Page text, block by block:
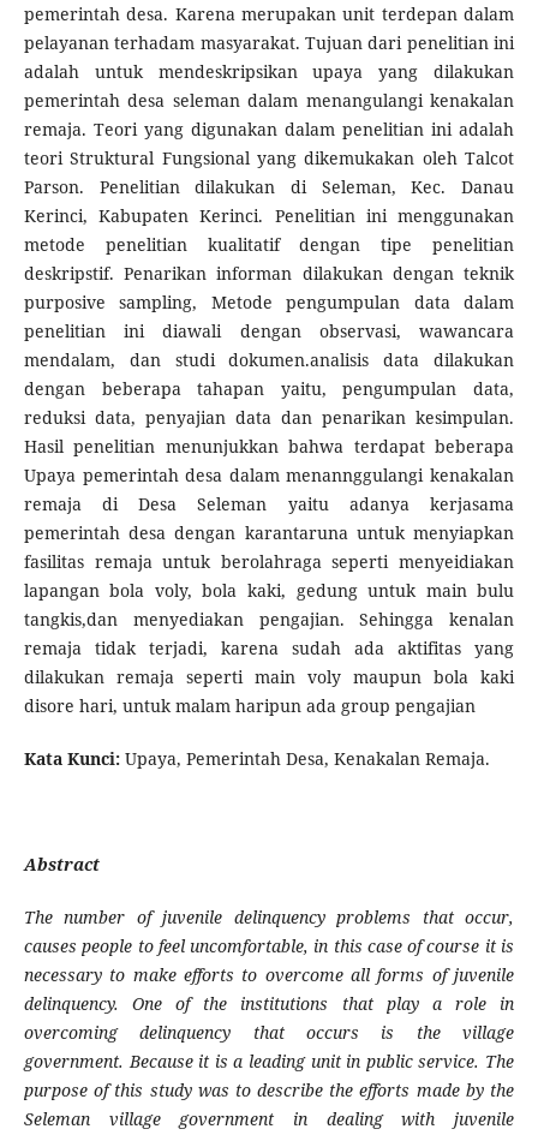
pemerintah desa. Karena merupakan unit terdepan dalam
pelayanan terhadam masyarakat. Tujuan dari penelitian ini
adalah untuk mendeskripsikan upaya yang dilakukan
pemerintah desa seleman dalam menangulangi kenakalan
remaja. Teori yang digunakan dalam penelitian ini adalah
teori Struktural Fungsional yang dikemukakan oleh Talcot
Parson. Penelitian dilakukan di Seleman, Kec. Danau
Kerinci, Kabupaten Kerinci. Penelitian ini menggunakan
metode penelitian kualitatif dengan tipe penelitian
deskripstif. Penarikan informan dilakukan dengan teknik
purposive sampling, Metode pengumpulan data dalam
penelitian ini diawali dengan observasi, wawancara
mendalam, dan studi dokumen.analisis data dilakukan
dengan beberapa tahapan yaitu, pengumpulan data,
reduksi data, penyajian data dan penarikan kesimpulan.
Hasil penelitian menunjukkan bahwa terdapat beberapa
Upaya pemerintah desa dalam menannggulangi kenakalan
remaja di Desa Seleman yaitu adanya kerjasama
pemerintah desa dengan karantaruna untuk menyiapkan
fasilitas remaja untuk berolahraga seperti menyeidiakan
lapangan bola voly, bola kaki, gedung untuk main bulu
tangkis,dan menyediakan pengajian. Sehingga kenalan
remaja tidak terjadi, karena sudah ada aktifitas yang
dilakukan remaja seperti main voly maupun bola kaki
disore hari, untuk malam haripun ada group pengajian
Kata Kunci: Upaya, Pemerintah Desa, Kenakalan Remaja.
Abstract
The number of juvenile delinquency problems that occur,
causes people to feel uncomfortable, in this case of course it is
necessary to make efforts to overcome all forms of juvenile
delinquency. One of the institutions that play a role in
overcoming delinquency that occurs is the village
government. Because it is a leading unit in public service. The
purpose of this study was to describe the efforts made by the
Seleman village government in dealing with juvenile